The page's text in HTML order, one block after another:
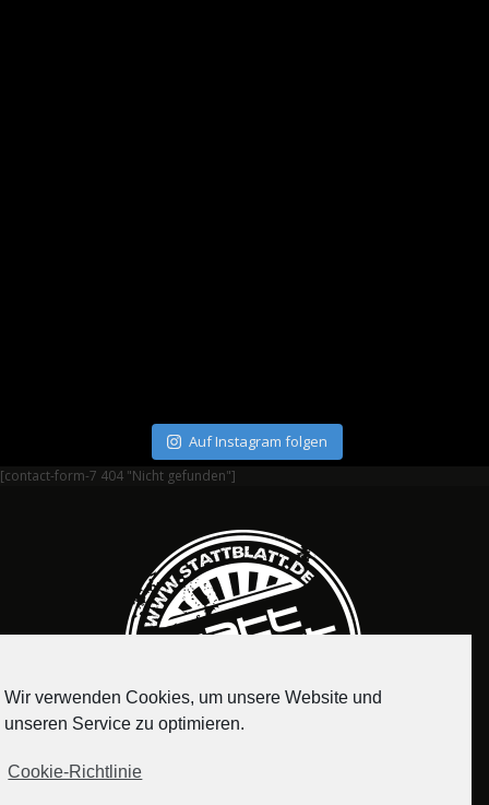
Auf Instagram folgen
[contact-form-7 404 "Nicht gefunden"]
Wir verwenden Cookies, um unsere Website und
unseren Service zu optimieren.
Cookie-Richtlinie